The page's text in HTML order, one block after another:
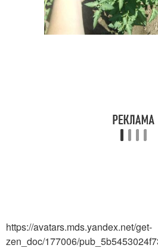
https://avatars.mds.yandex.net/get-
zen_doc/177006/